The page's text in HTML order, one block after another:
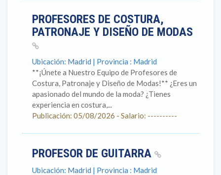
PROFESORES DE COSTURA,
PATRONAJE Y DISEÑO DE MODAS
Ubicación: Madrid | Provincia : Madrid
**¡Únete a Nuestro Equipo de Profesores de
Costura, Patronaje y Diseño de Modas!** ¿Eres un
apasionado del mundo de la moda? ¿Tienes
experiencia en costura,...
Publicación: 05/08/2026 - Salario: ----------
PROFESOR DE GUITARRA
Ubicación: Madrid | Provincia : Madrid